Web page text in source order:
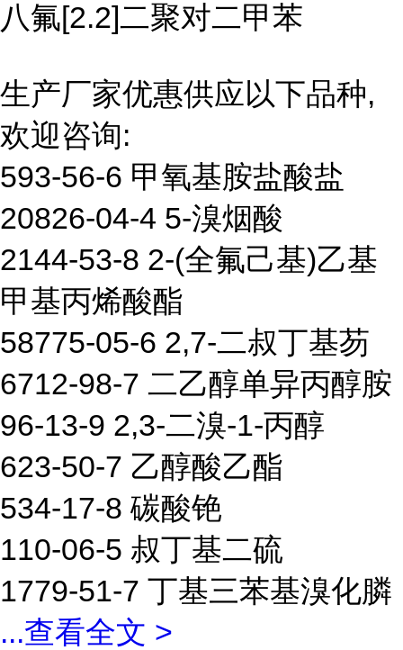
八氟[2.2]二聚对二甲苯
生产厂家优惠供应以下品种,
欢迎咨询:
593-56-6 甲氧基胺盐酸盐
20826-04-4 5-溴烟酸
2144-53-8 2-(全氟己基)乙基
甲基丙烯酸酯
58775-05-6 2,7-二叔丁基芴
6712-98-7 二乙醇单异丙醇胺
96-13-9 2,3-二溴-1-丙醇
623-50-7 乙醇酸乙酯
534-17-8 碳酸铯
110-06-5 叔丁基二硫
1779-51-7 丁基三苯基溴化膦
...查看全文 >